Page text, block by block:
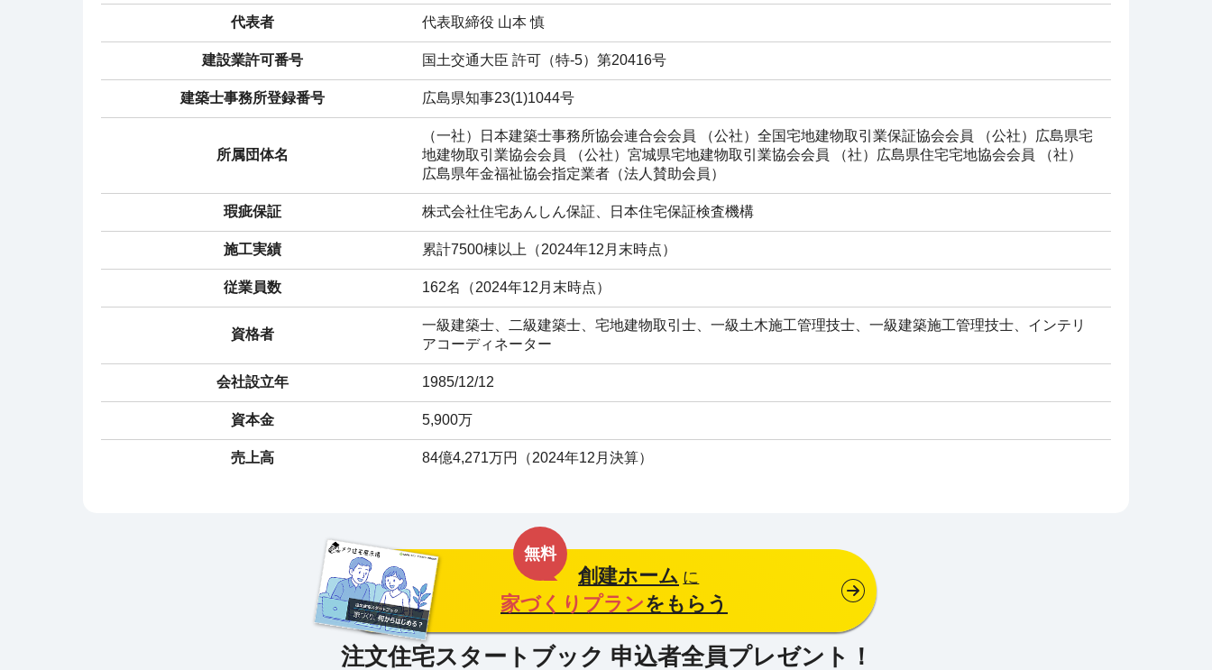
代表者 代表取締役 山本 慎
建設業許可番号 国土交通大臣 許可（特-5）第20416号
建築士事務所登録番号 広島県知事23(1)1044号
所属団体名
（一社）日本建築士事務所協会連合会会員 （公社）全国宅地建物取引業保証協会会員 （公社）広島県宅
地建物取引業協会会員 （公社）宮城県宅地建物取引業協会会員 （社）広島県住宅宅地協会会員 （社）
広島県年金福祉協会指定業者（法人賛助会員）
瑕疵保証 株式会社住宅あんしん保証、日本住宅保証検査機構
施工実績 累計7500棟以上（2024年12月末時点）
従業員数 162名（2024年12月末時点）
資格者
一級建築士、二級建築士、宅地建物取引士、一級土木施工管理技士、一級建築施工管理技士、インテリ
アコーディネーター
会社設立年 1985/12/12
資本金 5,900万
売上高 84億4,271万円（2024年12月決算）
無料
創建ホーム に
家づくりプランをもらう